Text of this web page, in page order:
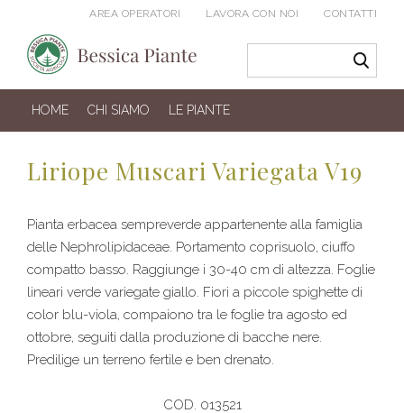
AREA OPERATORI LAVORA CON NOI CONTATTI
HOME CHI SIAMO LE PIANTE
Liriope Muscari Variegata V19
Pianta erbacea sempreverde appartenente alla famiglia
delle Nephrolipidaceae. Portamento coprisuolo, ciuffo
compatto basso. Raggiunge i 30-40 cm di altezza. Foglie
lineari verde variegate giallo. Fiori a piccole spighette di
color blu-viola, compaiono tra le foglie tra agosto ed
ottobre, seguiti dalla produzione di bacche nere.
Predilige un terreno fertile e ben drenato.
COD. 013521